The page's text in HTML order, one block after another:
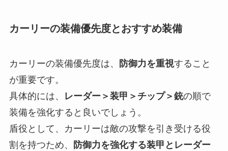
カーリーの装備優先度とおすすめ装備
カーリーの装備優先度は、 防御力を重視すること
が重要です。
具体的には、
レーダー＞装甲＞チップ＞銃の順で
装備を強化すると良いでしょう。
盾役として、カーリーは敵の攻撃を引き受ける役
割を持つため、
防御力を強化する装甲とレーダー